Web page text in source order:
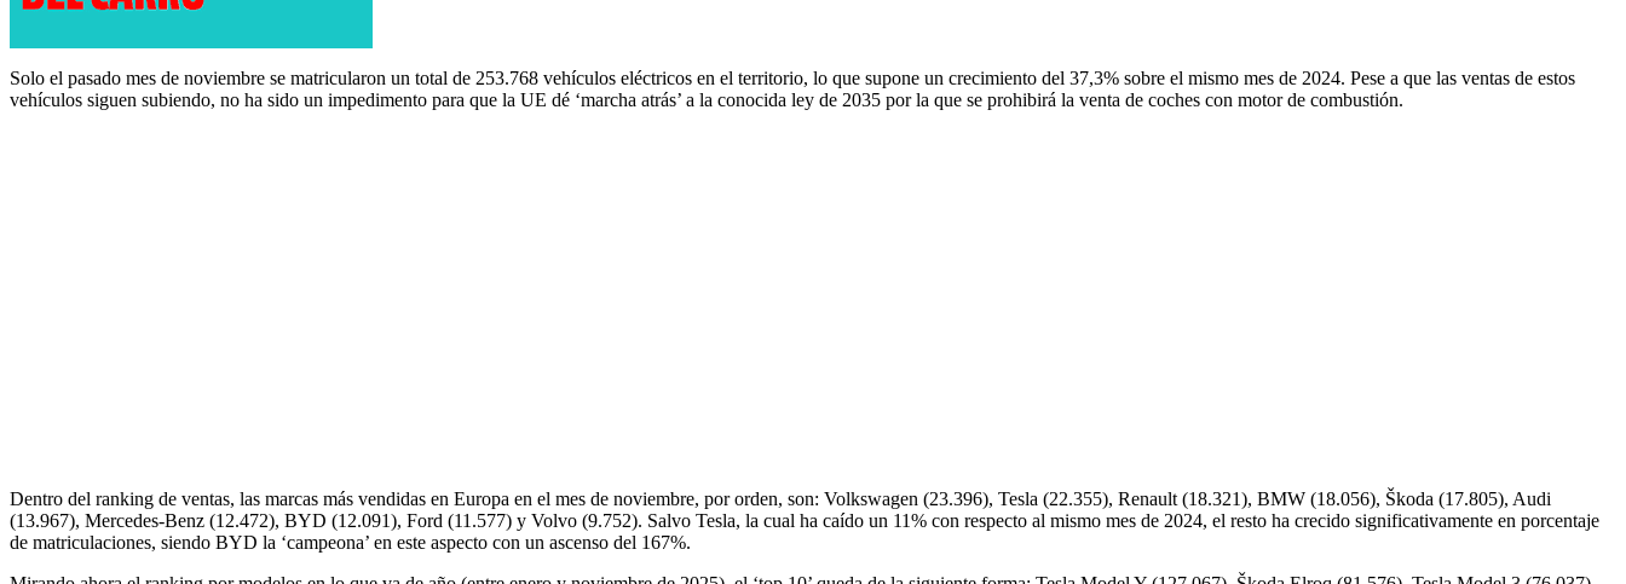
Solo el pasado mes de noviembre se matricularon un total de 253.768 vehículos eléctricos en el territorio, lo que supone un crecimiento del 37,3% sobre el mismo mes de 2024. Pese a que las ventas de estos
vehículos siguen subiendo, no ha sido un impedimento para que la UE dé ‘marcha atrás’ a la conocida ley de 2035 por la que se prohibirá la venta de coches con motor de combustión.
Dentro del ranking de ventas, las marcas más vendidas en Europa en el mes de noviembre, por orden, son: Volkswagen (23.396), Tesla (22.355), Renault (18.321), BMW (18.056), Škoda (17.805), Audi
(13.967), Mercedes-Benz (12.472), BYD (12.091), Ford (11.577) y Volvo (9.752). Salvo Tesla, la cual ha caído un 11% con respecto al mismo mes de 2024, el resto ha crecido significativamente en porcentaje
de matriculaciones, siendo BYD la ‘campeona’ en este aspecto con un ascenso del 167%.